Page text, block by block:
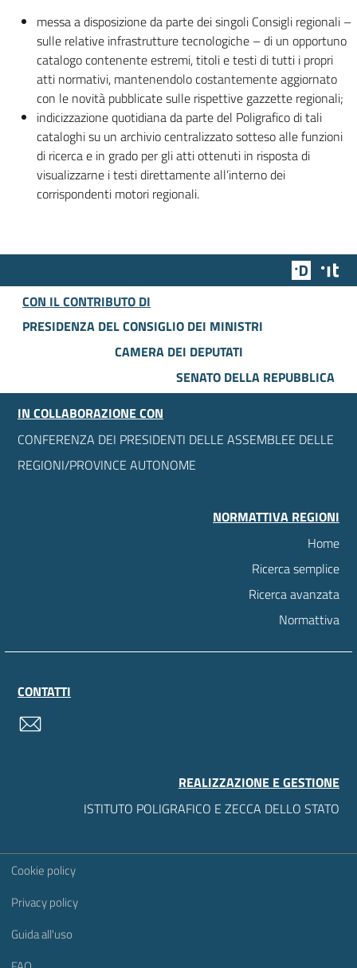
messa a disposizione da parte dei singoli Consigli regionali –
sulle relative infrastrutture tecnologiche – di un opportuno
catalogo contenente estremi, titoli e testi di tutti i propri
atti normativi, mantenendolo costantemente aggiornato
con le novità pubblicate sulle rispettive gazzette regionali;
indicizzazione quotidiana da parte del Poligrafico di tali
cataloghi su un archivio centralizzato sotteso alle funzioni
di ricerca e in grado per gli atti ottenuti in risposta di
visualizzarne i testi direttamente all’interno dei
corrispondenti motori regionali.
Team
CON IL CONTRIBUTO DI
PRESIDENZA DEL CONSIGLIO DEI MINISTRI
CAMERA DEI DEPUTATI
SENATO DELLA REPUBBLICA
IN COLLABORAZIONE CON
CONFERENZA DEI PRESIDENTI DELLE ASSEMBLEE DELLE
REGIONI/PROVINCE AUTONOME
NORMATTIVA REGIONI
Home
Ricerca semplice
Ricerca avanzata
Normattiva
CONTATTI
REALIZZAZIONE E GESTIONE
ISTITUTO POLIGRAFICO E ZECCA DELLO STATO
Sezione Link Utili
Cookie policy
Privacy policy
Guida all'uso